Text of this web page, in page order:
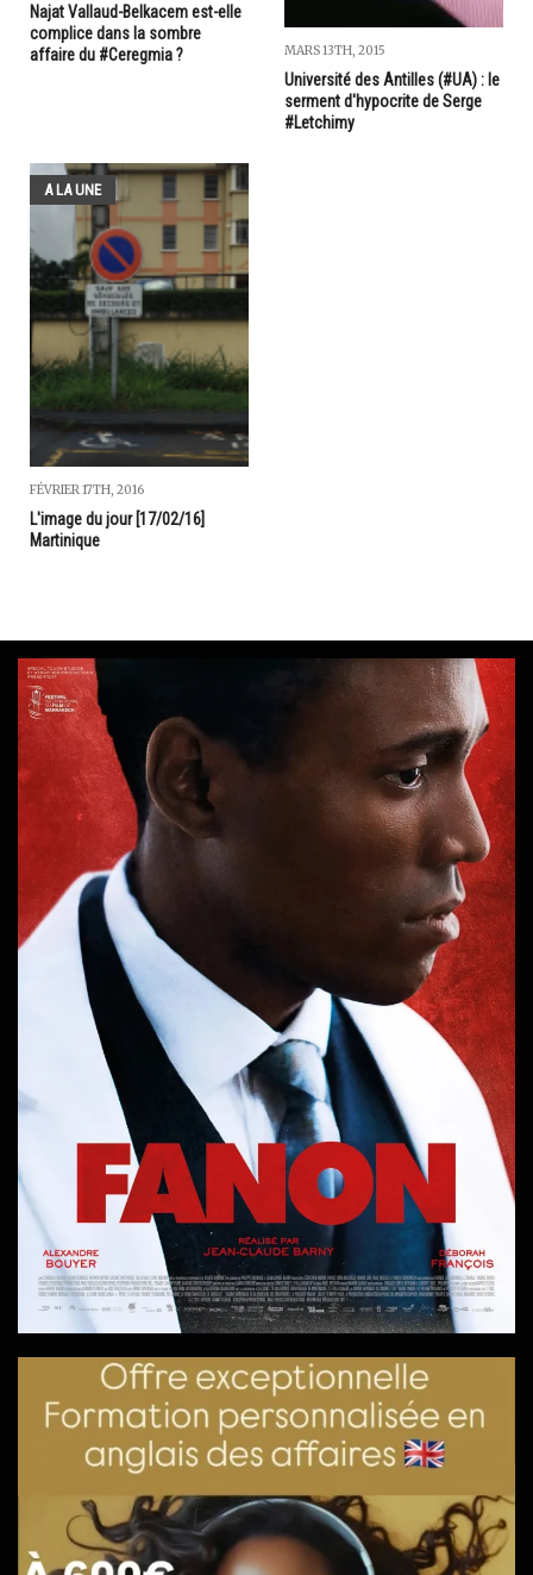
Najat Vallaud-Belkacem est-elle
complice dans la sombre
affaire du #Ceregmia ?
MARS 13TH, 2015
Université des Antilles (#UA) : le
serment d'hypocrite de Serge
#Letchimy
A LA UNE
FÉVRIER 17TH, 2016
L'image du jour [17/02/16]
Martinique